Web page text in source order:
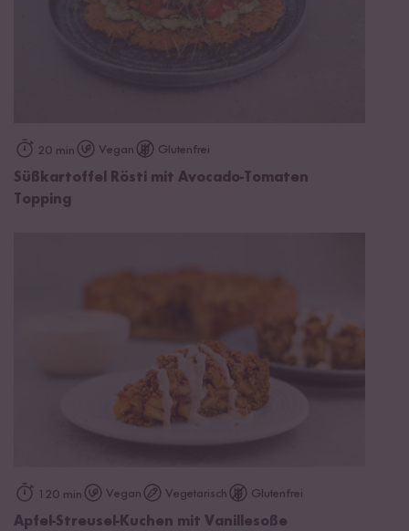
20 min Vegan Glutenfrei
Süßkartoffel Rösti mit Avocado-Tomaten
Topping
120 min Vegan Vegetarisch Glutenfrei
Apfel-Streusel-Kuchen mit Vanillesoße